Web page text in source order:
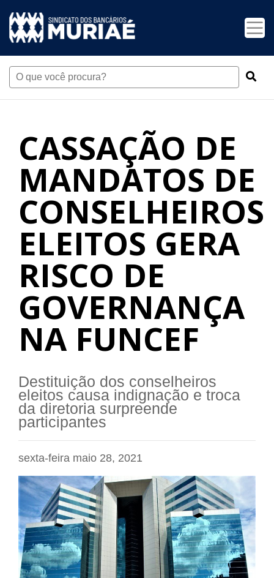
CASSAÇÃO DE
MANDATOS DE
CONSELHEIROS
ELEITOS GERA
RISCO DE
GOVERNANÇA
NA FUNCEF
Destituição dos conselheiros
eleitos causa indignação e troca
da diretoria surpreende
participantes
sexta-feira maio 28, 2021